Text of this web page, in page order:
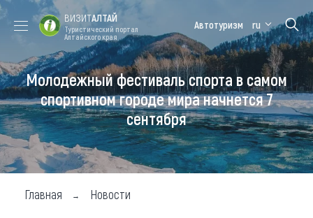
Форум VISIT
ALTAI
Цветение
маральника
Медицинский
форум
Алтайская
зимовка
Туры
Где побывать
Чем заняться
ВИЗИТАЛТАЙ
Туристический портал
Алтайского края
Автотуризм ru
Молодежный фестиваль спорта в самом
спортивном городе мира начнется 7
сентября
Главная Новости